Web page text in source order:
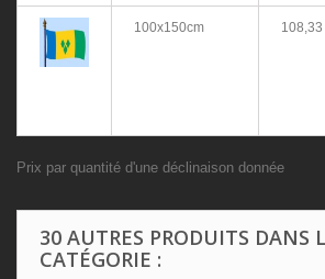
100x150cm 108,33
Prix par quantité d'une déclinaison donnée
30 AUTRES PRODUITS DANS
CATÉGORIE :